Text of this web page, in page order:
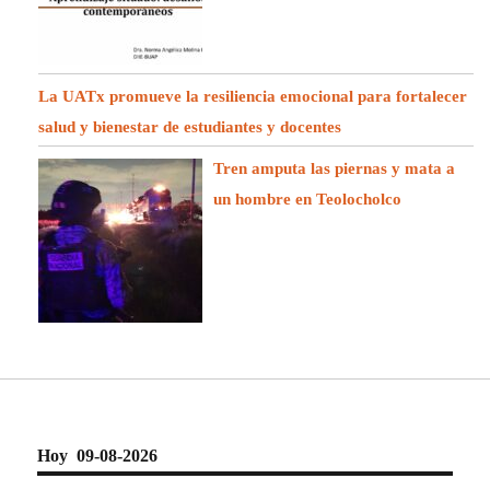
La UATx promueve la resiliencia emocional para fortalecer
salud y bienestar de estudiantes y docentes
Tren amputa las piernas y mata a
un hombre en Teolocholco
Hoy 09-08-2026